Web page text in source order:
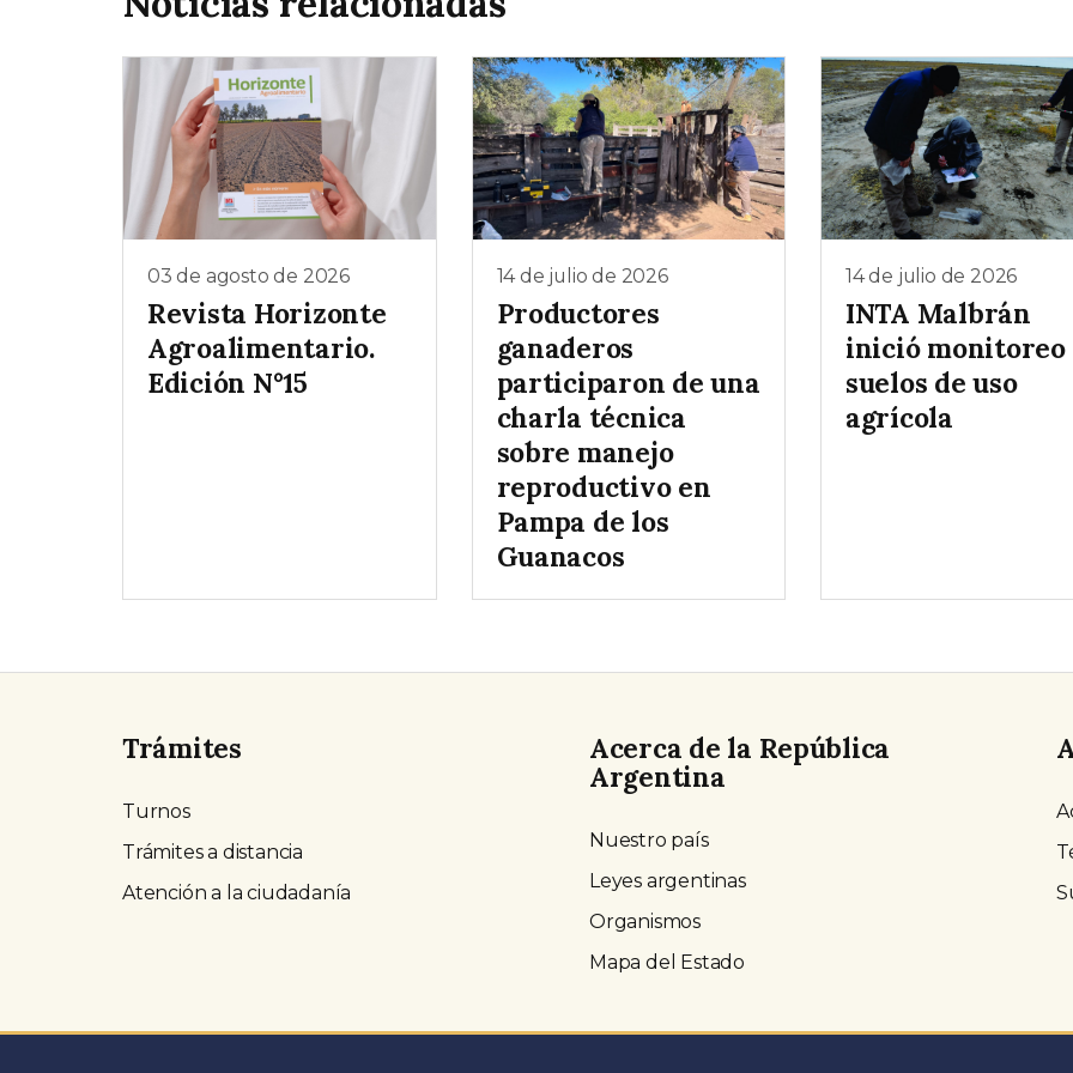
03 de agosto de 2026
Revista Horizonte
Agroalimentario.
Edición N°15
14 de julio de 2026
Productores
ganaderos
participaron de una
charla técnica
sobre manejo
reproductivo en
Pampa de los
Guanacos
14 de julio de 2026
INTA Malbrán
inició monitoreo
suelos de uso
agrícola
Trámites
Turnos
Trámites a distancia
Atención a la ciudadanía
Acerca de la República
Argentina
Nuestro país
Leyes argentinas
Organismos
Mapa del Estado